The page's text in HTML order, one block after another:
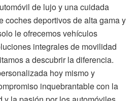
de lujo y una cuidada
coches deportivos de alta gama y
le ofrecemos vehículos
integrales de movilidad
a descubrir la diferencia.
hoy mismo y
inquebrantable con la